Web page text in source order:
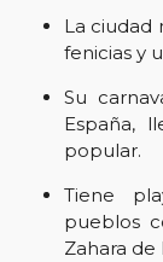
La ciudad
fenicias y
Su
España,
popular.
Tiene
pueblos
Zahara de